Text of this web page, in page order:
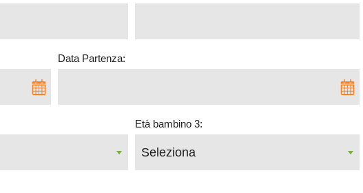
Data Partenza:
Età bambino 3: